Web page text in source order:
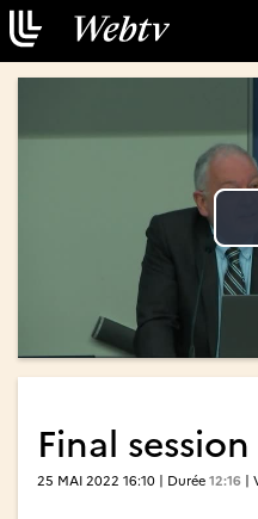
Final session
25 MAI 2022 16:10 | Durée 12:16 |